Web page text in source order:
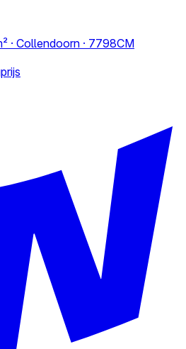
· Collendoorn · 7798CM